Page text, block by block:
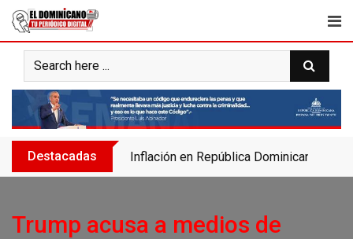
Skip
content
Destacadas Inflación en República Dominicana se
Trump acusa a medios de